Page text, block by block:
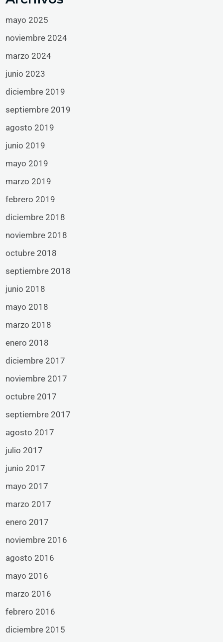
mayo 2025
noviembre 2024
marzo 2024
junio 2023
diciembre 2019
septiembre 2019
agosto 2019
junio 2019
mayo 2019
marzo 2019
febrero 2019
diciembre 2018
noviembre 2018
octubre 2018
septiembre 2018
junio 2018
mayo 2018
marzo 2018
enero 2018
diciembre 2017
noviembre 2017
octubre 2017
septiembre 2017
agosto 2017
julio 2017
junio 2017
mayo 2017
marzo 2017
enero 2017
noviembre 2016
agosto 2016
mayo 2016
marzo 2016
febrero 2016
diciembre 2015